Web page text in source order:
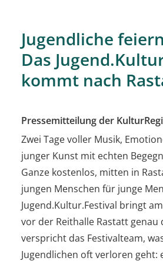
Jugendliche
Das
kommt nach
Pressemitteilung der
Zwei Tage voller Musik,
junger Kunst mit echten
Ganze kostenlos, mitten in
jungen Menschen für junge
Jugend.Kultur.Festival bringt
vor der Reithalle Rastatt genau
verspricht das Festivalteam,
Jugendlichen oft verloren geht: